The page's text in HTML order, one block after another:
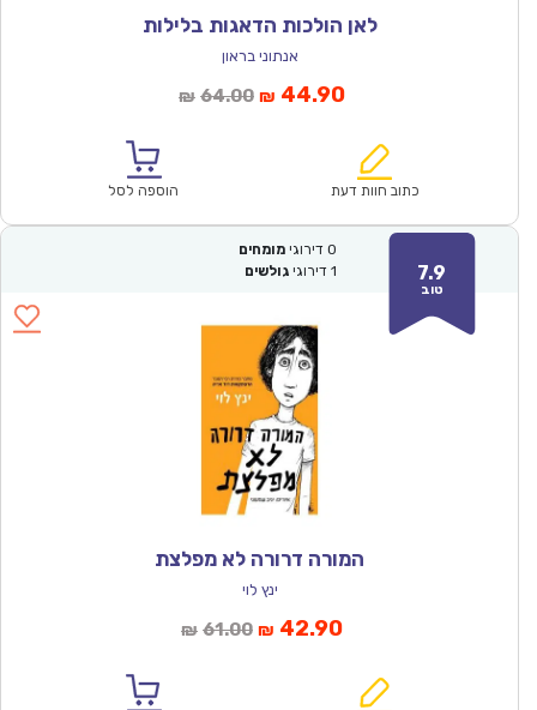
לאן הולכות הדאגות בלילות
אנתוני בראון
₪ 64.00המחיר
₪64.00.
₪ 44.90המחיר
הוא:
כתוב חוות דעת הוספה לסל
7.9
טוב
0 דירוגי מומחים
1 דירוגי גולשים
המורה דרורה לא מפלצת
ינץ לוי
₪ 61.00המחיר
₪ 42.90המחיר
הוא: